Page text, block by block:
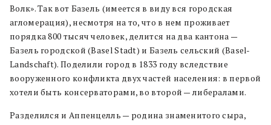
Волк». Так вот Базель (имеется в виду вся городская
агломерация), несмотря на то, что в нем проживает
порядка 800 тысяч человек, делится на два кантона —
Базель городской (Basel Stadt) и Базель сельский (Basel-
Landschaft). Поделили город в 1833 году вследствие
вооруженного конфликта двух частей населения: в первой
хотели быть консерваторами, во второй — либералами.
Разделился и Аппенцелль — родина знаменитого сыра,